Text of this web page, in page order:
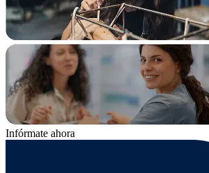
Infórmate ahora